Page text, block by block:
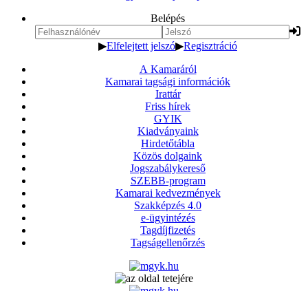
Belépés
▶Elfelejtett jelszó▶Regisztráció
A Kamaráról
Kamarai tagsági információk
Irattár
Friss hírek
GYIK
Kiadványaink
Hirdetőtábla
Közös dolgaink
Jogszabálykereső
SZEBB-program
Kamarai kedvezmények
Szakképzés 4.0
e-ügyintézés
Tagdíjfizetés
Tagságellenőrzés